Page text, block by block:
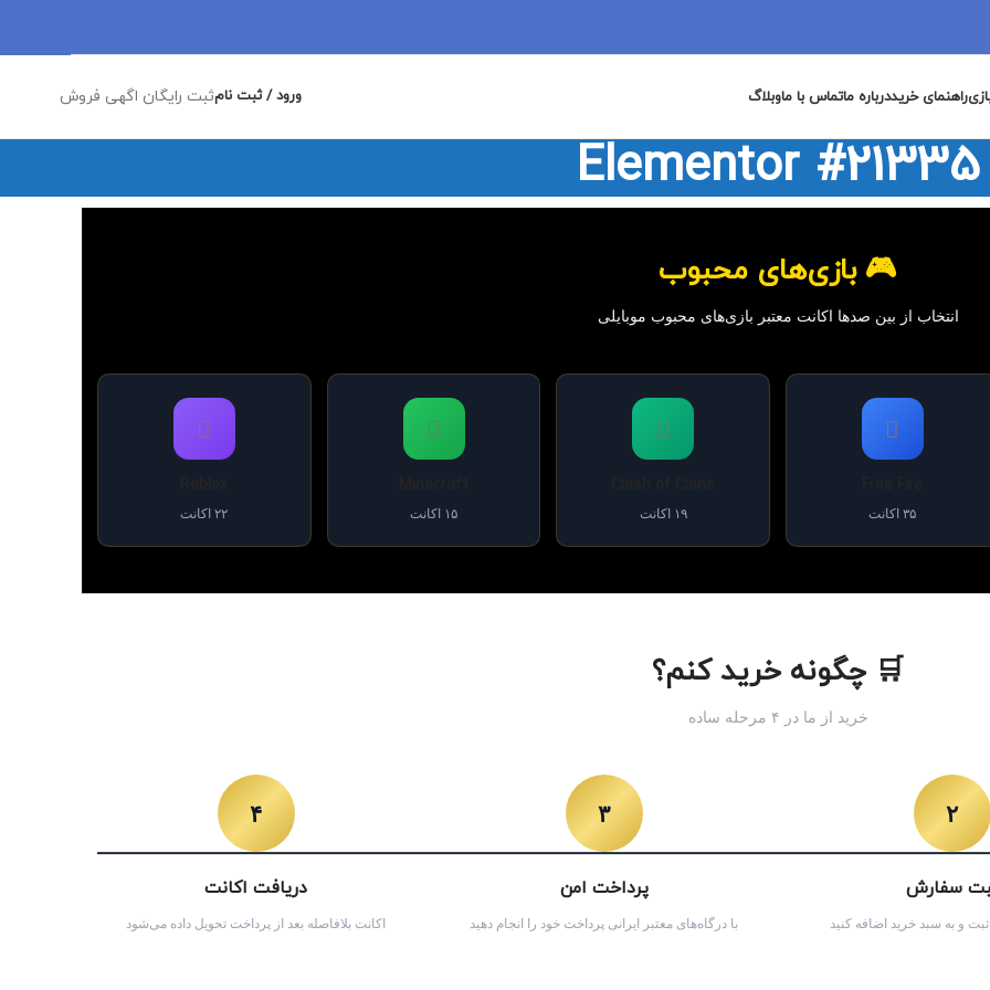
راهنمای خریددرباره ماتماس با ماوبلاگ ورود / ثبت نامثبت رایگان اگهی فروش
Elementor #21335
🎮 بازی‌های محبوب
انتخاب از بین صدها اکانت معتبر بازی‌های محبوب موبایلی
۳۵ اکانت ۱۹ اکانت ۱۵ اکانت ۲۲ اکانت
🛒 چگونه خرید کنم؟
خرید از ما در ۴ مرحله ساده
۲
سفارش
و به سبد خرید اضافه کنید
۳
پرداخت امن
با درگاه‌های معتبر ایرانی پرداخت خود را انجام دهید
۴
دریافت اکانت
اکانت بلافاصله بعد از پرداخت تحویل داده می‌شود